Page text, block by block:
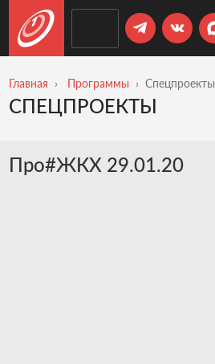
Главная Программы Спецпроекты
СПЕЦПРОЕКТЫ
Про#ЖКХ 29.01.20